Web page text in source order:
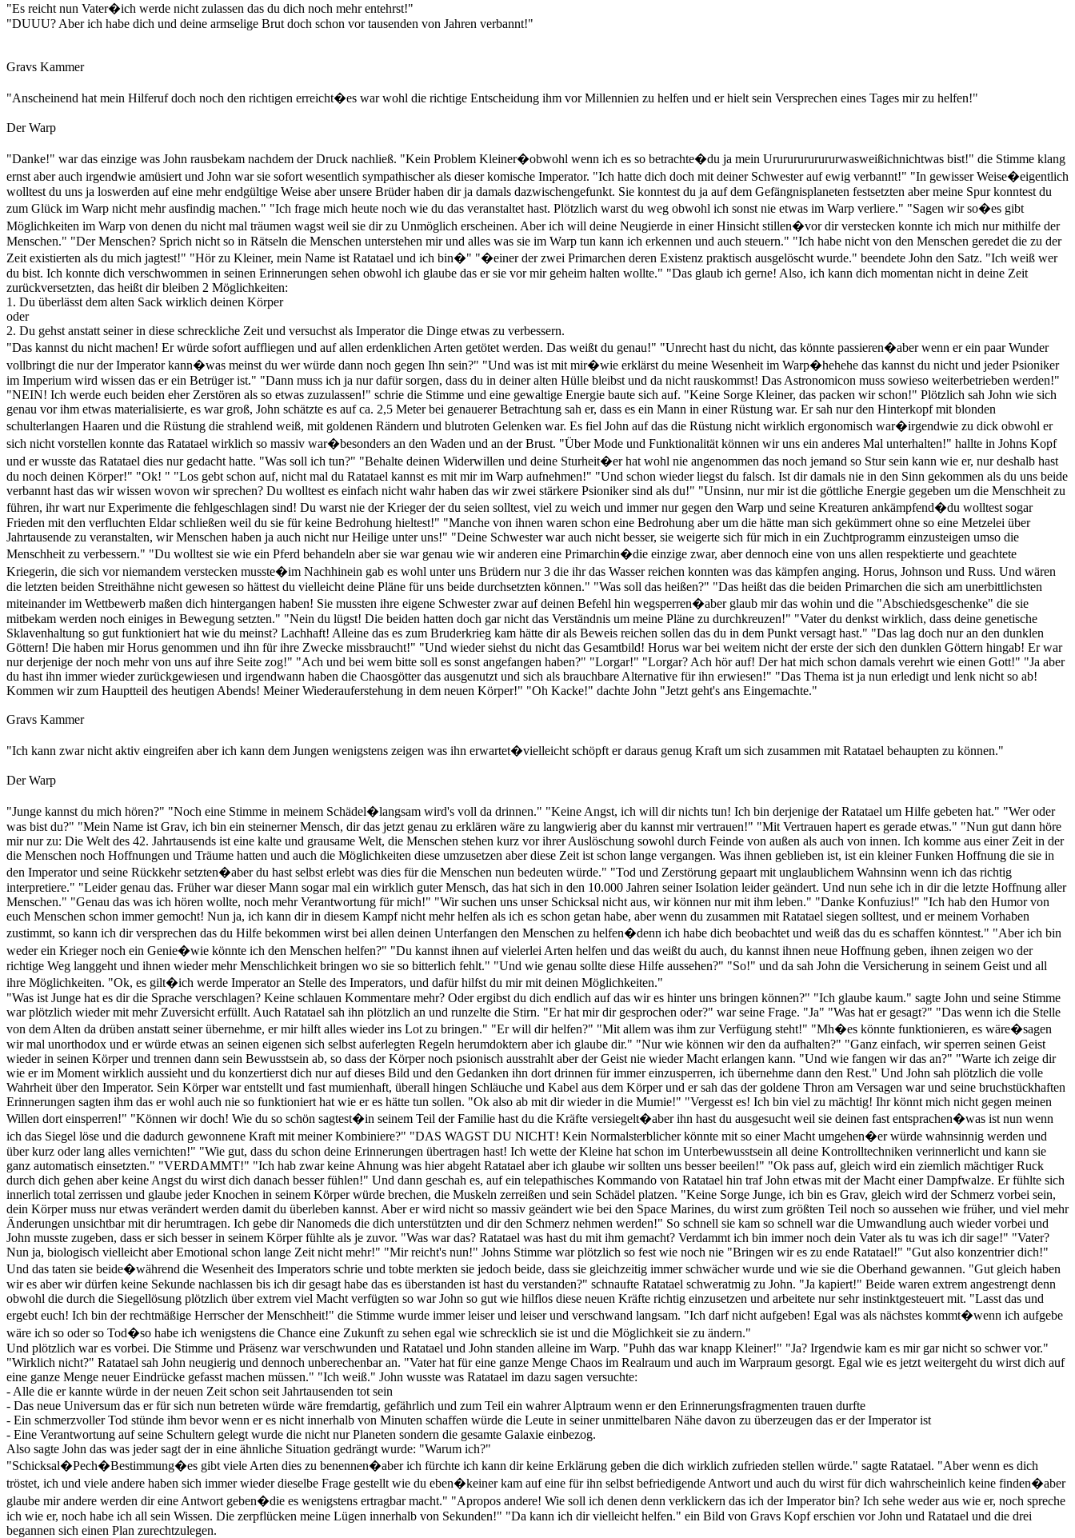
"Es reicht nun Vater�ich werde nicht zulassen das du dich noch mehr entehrst!"
"DUUU? Aber ich habe dich und deine armselige Brut doch schon vor tausenden von Jahren verbannt!"
Gravs Kammer
"Anscheinend hat mein Hilferuf doch noch den richtigen erreicht�es war wohl die richtige Entscheidung ihm vor Millennien zu helfen und er hielt sein Versprechen eines Tages mir zu helfen!"
Der Warp
"Danke!" war das einzige was John rausbekam nachdem der Druck nachließ. "Kein Problem Kleiner�obwohl wenn ich es so betrachte�du ja mein Urururururururwasweißichnichtwas bist!" die Stimme klang
ernst aber auch irgendwie amüsiert und John war sie sofort wesentlich sympathischer als dieser komische Imperator. "Ich hatte dich doch mit deiner Schwester auf ewig verbannt!" "In gewisser Weise�eigentlich
wolltest du uns ja loswerden auf eine mehr endgültige Weise aber unsere Brüder haben dir ja damals dazwischengefunkt. Sie konntest du ja auf dem Gefängnisplaneten festsetzten aber meine Spur konntest du
zum Glück im Warp nicht mehr ausfindig machen." "Ich frage mich heute noch wie du das veranstaltet hast. Plötzlich warst du weg obwohl ich sonst nie etwas im Warp verliere." "Sagen wir so�es gibt
Möglichkeiten im Warp von denen du nicht mal träumen wagst weil sie dir zu Unmöglich erscheinen. Aber ich will deine Neugierde in einer Hinsicht stillen�vor dir verstecken konnte ich mich nur mithilfe der
Menschen." "Der Menschen? Sprich nicht so in Rätseln die Menschen unterstehen mir und alles was sie im Warp tun kann ich erkennen und auch steuern." "Ich habe nicht von den Menschen geredet die zu der
Zeit existierten als du mich jagtest!" "Hör zu Kleiner, mein Name ist Ratatael und ich bin�" "�einer der zwei Primarchen deren Existenz praktisch ausgelöscht wurde." beendete John den Satz. "Ich weiß wer
du bist. Ich konnte dich verschwommen in seinen Erinnerungen sehen obwohl ich glaube das er sie vor mir geheim halten wollte." "Das glaub ich gerne! Also, ich kann dich momentan nicht in deine Zeit
zurückversetzten, das heißt dir bleiben 2 Möglichkeiten:
1. Du überlässt dem alten Sack wirklich deinen Körper
oder
2. Du gehst anstatt seiner in diese schreckliche Zeit und versuchst als Imperator die Dinge etwas zu verbessern.
"Das kannst du nicht machen! Er würde sofort auffliegen und auf allen erdenklichen Arten getötet werden. Das weißt du genau!" "Unrecht hast du nicht, das könnte passieren�aber wenn er ein paar Wunder
vollbringt die nur der Imperator kann�was meinst du wer würde dann noch gegen Ihn sein?" "Und was ist mit mir�wie erklärst du meine Wesenheit im Warp�hehehe das kannst du nicht und jeder Psioniker
im Imperium wird wissen das er ein Betrüger ist." "Dann muss ich ja nur dafür sorgen, dass du in deiner alten Hülle bleibst und da nicht rauskommst! Das Astronomicon muss sowieso weiterbetrieben werden!"
"NEIN! Ich werde euch beiden eher Zerstören als so etwas zuzulassen!" schrie die Stimme und eine gewaltige Energie baute sich auf. "Keine Sorge Kleiner, das packen wir schon!" Plötzlich sah John wie sich
genau vor ihm etwas materialisierte, es war groß, John schätzte es auf ca. 2,5 Meter bei genauerer Betrachtung sah er, dass es ein Mann in einer Rüstung war. Er sah nur den Hinterkopf mit blonden
schulterlangen Haaren und die Rüstung die strahlend weiß, mit goldenen Rändern und blutroten Gelenken war. Es fiel John auf das die Rüstung nicht wirklich ergonomisch war�irgendwie zu dick obwohl er
sich nicht vorstellen konnte das Ratatael wirklich so massiv war�besonders an den Waden und an der Brust. "Über Mode und Funktionalität können wir uns ein anderes Mal unterhalten!" hallte in Johns Kopf
und er wusste das Ratatael dies nur gedacht hatte. "Was soll ich tun?" "Behalte deinen Widerwillen und deine Sturheit�er hat wohl nie angenommen das noch jemand so Stur sein kann wie er, nur deshalb hast
du noch deinen Körper!" "Ok! " "Los gebt schon auf, nicht mal du Ratatael kannst es mit mir im Warp aufnehmen!" "Und schon wieder liegst du falsch. Ist dir damals nie in den Sinn gekommen als du uns beide
verbannt hast das wir wissen wovon wir sprechen? Du wolltest es einfach nicht wahr haben das wir zwei stärkere Psioniker sind als du!" "Unsinn, nur mir ist die göttliche Energie gegeben um die Menschheit zu
führen, ihr wart nur Experimente die fehlgeschlagen sind! Du warst nie der Krieger der du seien solltest, viel zu weich und immer nur gegen den Warp und seine Kreaturen ankämpfend�du wolltest sogar
Frieden mit den verfluchten Eldar schließen weil du sie für keine Bedrohung hieltest!" "Manche von ihnen waren schon eine Bedrohung aber um die hätte man sich gekümmert ohne so eine Metzelei über
Jahrtausende zu veranstalten, wir Menschen haben ja auch nicht nur Heilige unter uns!" "Deine Schwester war auch nicht besser, sie weigerte sich für mich in ein Zuchtprogramm einzusteigen umso die
Menschheit zu verbessern." "Du wolltest sie wie ein Pferd behandeln aber sie war genau wie wir anderen eine Primarchin�die einzige zwar, aber dennoch eine von uns allen respektierte und geachtete
Kriegerin, die sich vor niemandem verstecken musste�im Nachhinein gab es wohl unter uns Brüdern nur 3 die ihr das Wasser reichen konnten was das kämpfen anging. Horus, Johnson und Russ. Und wären
die letzten beiden Streithähne nicht gewesen so hättest du vielleicht deine Pläne für uns beide durchsetzten können." "Was soll das heißen?" "Das heißt das die beiden Primarchen die sich am unerbittlichsten
miteinander im Wettbewerb maßen dich hintergangen haben! Sie mussten ihre eigene Schwester zwar auf deinen Befehl hin wegsperren�aber glaub mir das wohin und die "Abschiedsgeschenke" die sie
mitbekam werden noch einiges in Bewegung setzten." "Nein du lügst! Die beiden hatten doch gar nicht das Verständnis um meine Pläne zu durchkreuzen!" "Vater du denkst wirklich, dass deine genetische
Sklavenhaltung so gut funktioniert hat wie du meinst? Lachhaft! Alleine das es zum Bruderkrieg kam hätte dir als Beweis reichen sollen das du in dem Punkt versagt hast." "Das lag doch nur an den dunklen
Göttern! Die haben mir Horus genommen und ihn für ihre Zwecke missbraucht!" "Und wieder siehst du nicht das Gesamtbild! Horus war bei weitem nicht der erste der sich den dunklen Göttern hingab! Er war
nur derjenige der noch mehr von uns auf ihre Seite zog!" "Ach und bei wem bitte soll es sonst angefangen haben?" "Lorgar!" "Lorgar? Ach hör auf! Der hat mich schon damals verehrt wie einen Gott!" "Ja aber
du hast ihn immer wieder zurückgewiesen und irgendwann haben die Chaosgötter das ausgenutzt und sich als brauchbare Alternative für ihn erwiesen!" "Das Thema ist ja nun erledigt und lenk nicht so ab!
Kommen wir zum Hauptteil des heutigen Abends! Meiner Wiederauferstehung in dem neuen Körper!" "Oh Kacke!" dachte John "Jetzt geht's ans Eingemachte."
Gravs Kammer
"Ich kann zwar nicht aktiv eingreifen aber ich kann dem Jungen wenigstens zeigen was ihn erwartet�vielleicht schöpft er daraus genug Kraft um sich zusammen mit Ratatael behaupten zu können."
Der Warp
"Junge kannst du mich hören?" "Noch eine Stimme in meinem Schädel�langsam wird's voll da drinnen." "Keine Angst, ich will dir nichts tun! Ich bin derjenige der Ratatael um Hilfe gebeten hat." "Wer oder
was bist du?" "Mein Name ist Grav, ich bin ein steinerner Mensch, dir das jetzt genau zu erklären wäre zu langwierig aber du kannst mir vertrauen!" "Mit Vertrauen hapert es gerade etwas." "Nun gut dann höre
mir nur zu: Die Welt des 42. Jahrtausends ist eine kalte und grausame Welt, die Menschen stehen kurz vor ihrer Auslöschung sowohl durch Feinde von außen als auch von innen. Ich komme aus einer Zeit in der
die Menschen noch Hoffnungen und Träume hatten und auch die Möglichkeiten diese umzusetzen aber diese Zeit ist schon lange vergangen. Was ihnen geblieben ist, ist ein kleiner Funken Hoffnung die sie in
den Imperator und seine Rückkehr setzten�aber du hast selbst erlebt was dies für die Menschen nun bedeuten würde." "Tod und Zerstörung gepaart mit unglaublichem Wahnsinn wenn ich das richtig
interpretiere." "Leider genau das. Früher war dieser Mann sogar mal ein wirklich guter Mensch, das hat sich in den 10.000 Jahren seiner Isolation leider geändert. Und nun sehe ich in dir die letzte Hoffnung aller
Menschen." "Genau das was ich hören wollte, noch mehr Verantwortung für mich!" "Wir suchen uns unser Schicksal nicht aus, wir können nur mit ihm leben." "Danke Konfuzius!" "Ich hab den Humor von
euch Menschen schon immer gemocht! Nun ja, ich kann dir in diesem Kampf nicht mehr helfen als ich es schon getan habe, aber wenn du zusammen mit Ratatael siegen solltest, und er meinem Vorhaben
zustimmt, so kann ich dir versprechen das du Hilfe bekommen wirst bei allen deinen Unterfangen den Menschen zu helfen�denn ich habe dich beobachtet und weiß das du es schaffen könntest." "Aber ich bin
weder ein Krieger noch ein Genie�wie könnte ich den Menschen helfen?" "Du kannst ihnen auf vielerlei Arten helfen und das weißt du auch, du kannst ihnen neue Hoffnung geben, ihnen zeigen wo der
richtige Weg langgeht und ihnen wieder mehr Menschlichkeit bringen wo sie so bitterlich fehlt." "Und wie genau sollte diese Hilfe aussehen?" "So!" und da sah John die Versicherung in seinem Geist und all
ihre Möglichkeiten. "Ok, es gilt�ich werde Imperator an Stelle des Imperators, und dafür hilfst du mir mit deinen Möglichkeiten."
"Was ist Junge hat es dir die Sprache verschlagen? Keine schlauen Kommentare mehr? Oder ergibst du dich endlich auf das wir es hinter uns bringen können?" "Ich glaube kaum." sagte John und seine Stimme
war plötzlich wieder mit mehr Zuversicht erfüllt. Auch Ratatael sah ihn plötzlich an und runzelte die Stirn. "Er hat mir dir gesprochen oder?" war seine Frage. "Ja" "Was hat er gesagt?" "Das wenn ich die Stelle
von dem Alten da drüben anstatt seiner übernehme, er mir hilft alles wieder ins Lot zu bringen." "Er will dir helfen?" "Mit allem was ihm zur Verfügung steht!" "Mh�es könnte funktionieren, es wäre�sagen
wir mal unorthodox und er würde etwas an seinen eigenen sich selbst auferlegten Regeln herumdoktern aber ich glaube dir." "Nur wie können wir den da aufhalten?" "Ganz einfach, wir sperren seinen Geist
wieder in seinen Körper und trennen dann sein Bewusstsein ab, so dass der Körper noch psionisch ausstrahlt aber der Geist nie wieder Macht erlangen kann. "Und wie fangen wir das an?" "Warte ich zeige dir
wie er im Moment wirklich aussieht und du konzertierst dich nur auf dieses Bild und den Gedanken ihn dort drinnen für immer einzusperren, ich übernehme dann den Rest." Und John sah plötzlich die volle
Wahrheit über den Imperator. Sein Körper war entstellt und fast mumienhaft, überall hingen Schläuche und Kabel aus dem Körper und er sah das der goldene Thron am Versagen war und seine bruchstückhaften
Erinnerungen sagten ihm das er wohl auch nie so funktioniert hat wie er es hätte tun sollen. "Ok also ab mit dir wieder in die Mumie!" "Vergesst es! Ich bin viel zu mächtig! Ihr könnt mich nicht gegen meinen
Willen dort einsperren!" "Können wir doch! Wie du so schön sagtest�in seinem Teil der Familie hast du die Kräfte versiegelt�aber ihn hast du ausgesucht weil sie deinen fast entsprachen�was ist nun wenn
ich das Siegel löse und die dadurch gewonnene Kraft mit meiner Kombiniere?" "DAS WAGST DU NICHT! Kein Normalsterblicher könnte mit so einer Macht umgehen�er würde wahnsinnig werden und
über kurz oder lang alles vernichten!" "Wie gut, dass du schon deine Erinnerungen übertragen hast! Ich wette der Kleine hat schon im Unterbewusstsein all deine Kontrolltechniken verinnerlicht und kann sie
ganz automatisch einsetzten." "VERDAMMT!" "Ich hab zwar keine Ahnung was hier abgeht Ratatael aber ich glaube wir sollten uns besser beeilen!" "Ok pass auf, gleich wird ein ziemlich mächtiger Ruck
durch dich gehen aber keine Angst du wirst dich danach besser fühlen!" Und dann geschah es, auf ein telepathisches Kommando von Ratatael hin traf John etwas mit der Macht einer Dampfwalze. Er fühlte sich
innerlich total zerrissen und glaube jeder Knochen in seinem Körper würde brechen, die Muskeln zerreißen und sein Schädel platzen. "Keine Sorge Junge, ich bin es Grav, gleich wird der Schmerz vorbei sein,
dein Körper muss nur etwas verändert werden damit du überleben kannst. Aber er wird nicht so massiv geändert wie bei den Space Marines, du wirst zum größten Teil noch so aussehen wie früher, und viel mehr
Änderungen unsichtbar mit dir herumtragen. Ich gebe dir Nanomeds die dich unterstützten und dir den Schmerz nehmen werden!" So schnell sie kam so schnell war die Umwandlung auch wieder vorbei und
John musste zugeben, dass er sich besser in seinem Körper fühlte als je zuvor. "Was war das? Ratatael was hast du mit ihm gemacht? Verdammt ich bin immer noch dein Vater als tu was ich dir sage!" "Vater?
Nun ja, biologisch vielleicht aber Emotional schon lange Zeit nicht mehr!" "Mir reicht's nun!" Johns Stimme war plötzlich so fest wie noch nie "Bringen wir es zu ende Ratatael!" "Gut also konzentrier dich!"
Und das taten sie beide�während die Wesenheit des Imperators schrie und tobte merkten sie jedoch beide, dass sie gleichzeitig immer schwächer wurde und wie sie die Oberhand gewannen. "Gut gleich haben
wir es aber wir dürfen keine Sekunde nachlassen bis ich dir gesagt habe das es überstanden ist hast du verstanden?" schnaufte Ratatael schweratmig zu John. "Ja kapiert!" Beide waren extrem angestrengt denn
obwohl die durch die Siegellösung plötzlich über extrem viel Macht verfügten so war John so gut wie hilflos diese neuen Kräfte richtig einzusetzen und arbeitete nur sehr instinktgesteuert mit. "Lasst das und
ergebt euch! Ich bin der rechtmäßige Herrscher der Menschheit!" die Stimme wurde immer leiser und leiser und verschwand langsam. "Ich darf nicht aufgeben! Egal was als nächstes kommt�wenn ich aufgebe
wäre ich so oder so Tod�so habe ich wenigstens die Chance eine Zukunft zu sehen egal wie schrecklich sie ist und die Möglichkeit sie zu ändern."
Und plötzlich war es vorbei. Die Stimme und Präsenz war verschwunden und Ratatael und John standen alleine im Warp. "Puhh das war knapp Kleiner!" "Ja? Irgendwie kam es mir gar nicht so schwer vor."
"Wirklich nicht?" Ratatael sah John neugierig und dennoch unberechenbar an. "Vater hat für eine ganze Menge Chaos im Realraum und auch im Warpraum gesorgt. Egal wie es jetzt weitergeht du wirst dich auf
eine ganze Menge neuer Eindrücke gefasst machen müssen." "Ich weiß." John wusste was Ratatael im dazu sagen versuchte:
- Alle die er kannte würde in der neuen Zeit schon seit Jahrtausenden tot sein
- Das neue Universum das er für sich nun betreten würde wäre fremdartig, gefährlich und zum Teil ein wahrer Alptraum wenn er den Erinnerungsfragmenten trauen durfte
- Ein schmerzvoller Tod stünde ihm bevor wenn er es nicht innerhalb von Minuten schaffen würde die Leute in seiner unmittelbaren Nähe davon zu überzeugen das er der Imperator ist
- Eine Verantwortung auf seine Schultern gelegt wurde die nicht nur Planeten sondern die gesamte Galaxie einbezog.
Also sagte John das was jeder sagt der in eine ähnliche Situation gedrängt wurde: "Warum ich?"
"Schicksal�Pech�Bestimmung�es gibt viele Arten dies zu benennen�aber ich fürchte ich kann dir keine Erklärung geben die dich wirklich zufrieden stellen würde." sagte Ratatael. "Aber wenn es dich
tröstet, ich und viele andere haben sich immer wieder dieselbe Frage gestellt wie du eben�keiner kam auf eine für ihn selbst befriedigende Antwort und auch du wirst für dich wahrscheinlich keine finden�aber
glaube mir andere werden dir eine Antwort geben�die es wenigstens ertragbar macht." "Apropos andere! Wie soll ich denen denn verklickern das ich der Imperator bin? Ich sehe weder aus wie er, noch spreche
ich wie er, noch habe ich all sein Wissen. Die zerpflücken meine Lügen innerhalb von Sekunden!" "Da kann ich dir vielleicht helfen." ein Bild von Gravs Kopf erschien vor John und Ratatael und die drei
begannen sich einen Plan zurechtzulegen.